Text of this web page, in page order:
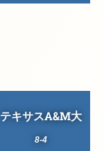
テキサスA&M大
8-4